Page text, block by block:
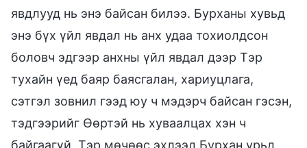
явдлууд нь энэ байсан билээ. Бурханы хувьд
энэ бүх үйл явдал нь анх удаа тохиолдсон
боловч эдгээр анхны үйл явдал дээр Тэр
тухайн үед баяр баясгалан, хариуцлага,
сэтгэл зовнил гээд юу ч мэдэрч байсан гэсэн,
тэдгээрийг Өөртэй нь хуваалцах хэн ч
байгаагүй. Тэр мөчөөс эхлээд Бурхан урьд